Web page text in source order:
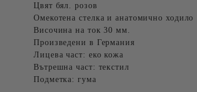
Цвят бял. розов
Омекотена стелка и анатомично ходило
Височина на ток 30 мм.
Произведени в Германия
Лицева част: еко кожа
Вътрешна част: текстил
Подметка: гума